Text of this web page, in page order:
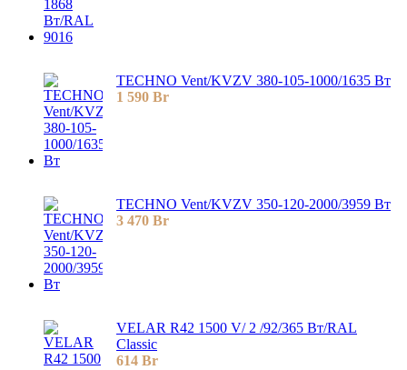
TECHNO Vent/KVZV 380-105-1000/1635 Вт
1 590 Br
TECHNO Vent/KVZV 350-120-2000/3959 Вт
3 470 Br
VELAR R42 1500 V/ 2 /92/365 Вт/RAL
Classic
614 Br